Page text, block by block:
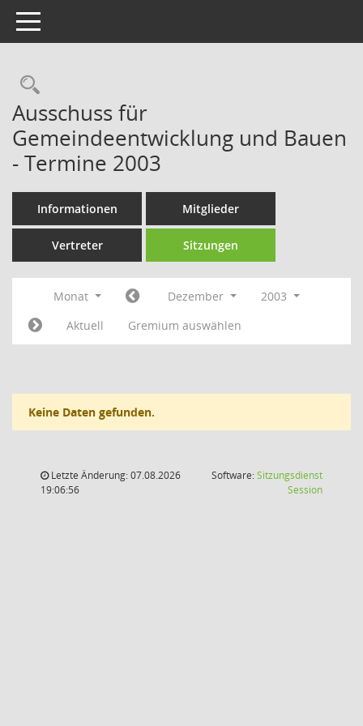
Toggle navigation
Rechercheauswahl
Ausschuss für
Gemeindeentwicklung und Bauen
- Termine 2003
Informationen Mitglieder
Vertreter Sitzungen
Monat Dezember
2003
Aktuell
Gremium auswählen
Keine Daten gefunden.
Letzte Änderung: 07.08.2026
19:06:56
Software:Sitzungsdienst
Session(Wird in